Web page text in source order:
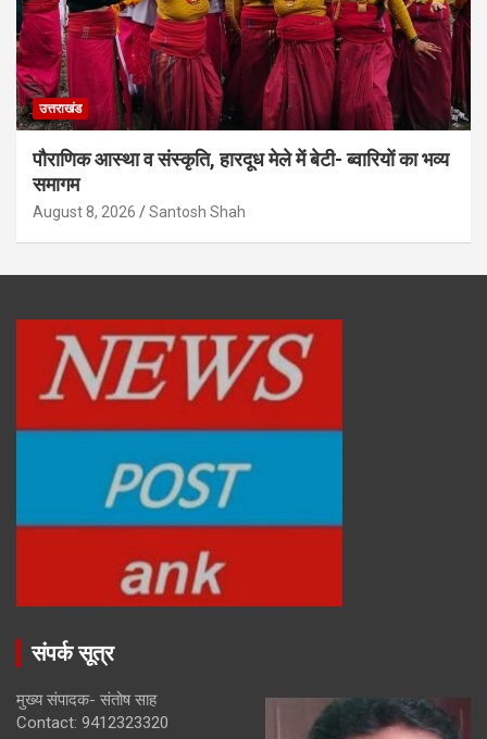
उत्तराखंड
पौराणिक आस्था व संस्कृति, हारदूध मेले में बेटी- ब्वारियों का भव्य
समागम
August 8, 2026 Santosh Shah
संपर्क सूत्र
मुख्य संपादक- संतोष साह
Contact: 9412323320